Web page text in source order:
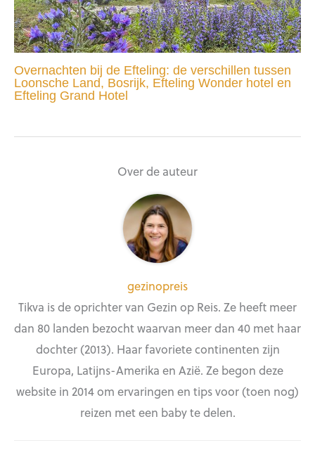
Overnachten bij de Efteling: de verschillen tussen
Loonsche Land, Bosrijk, Efteling Wonder hotel en
Efteling Grand Hotel
Over de auteur
gezinopreis
Tikva is de oprichter van Gezin op Reis. Ze heeft meer
dan 80 landen bezocht waarvan meer dan 40 met haar
dochter (2013). Haar favoriete continenten zijn
Europa, Latijns-Amerika en Azië. Ze begon deze
website in 2014 om ervaringen en tips voor (toen nog)
reizen met een baby te delen.